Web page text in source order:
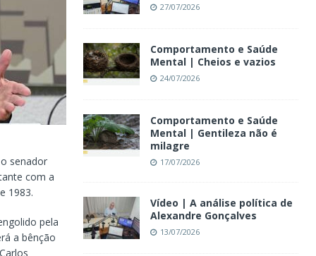
senador
com a
1983.
pela
a bênção
27/07/2026
Comportamento e Saúde
Mental | Cheios e vazios
24/07/2026
Comportamento e Saúde
Mental | Gentileza não é
milagre
17/07/2026
Vídeo | A análise política de
Alexandre Gonçalves
13/07/2026